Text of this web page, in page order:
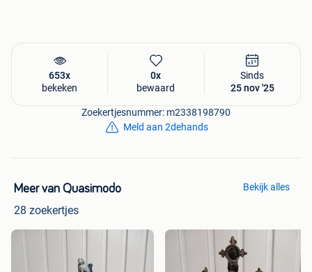
653x
bekeken
0x
bewaard
Sinds
25 nov '25
Zoekertjesnummer: m2338198790
Meld aan 2dehands
Meer van Quasimodo
28 zoekertjes
Bekijk alles